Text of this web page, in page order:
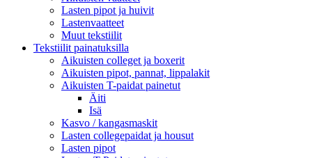
Lasten pipot ja huivit
Lastenvaatteet
Muut tekstiilit
Tekstiilit painatuksilla
Aikuisten colleget ja boxerit
Aikuisten pipot, pannat, lippalakit
Aikuisten T-paidat painetut
Äiti
Isä
Kasvo / kangasmaskit
Lasten collegepaidat ja housut
Lasten pipot